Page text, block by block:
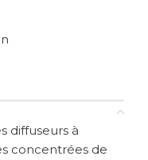
diffuseurs à
concentrées de